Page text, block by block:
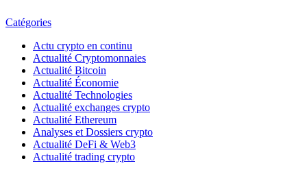
Catégories
Actu crypto en continu
Actualité Cryptomonnaies
Actualité Bitcoin
Actualité Économie
Actualité Technologies
Actualité exchanges crypto
Actualité Ethereum
Analyses et Dossiers crypto
Actualité DeFi & Web3
Actualité trading crypto